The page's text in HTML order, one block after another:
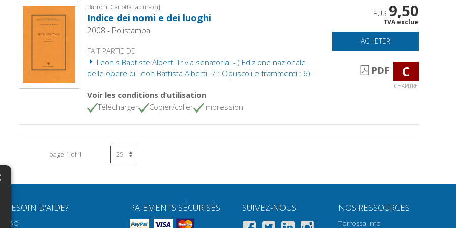
Burroni, Carlotta [a cura di].
Indice dei nomi e dei luoghi
2008 - Polistampa
FAIT PARTIE DE
Leonis Baptiste Alberti Trivia senatoria. - ( Edizione nazionale
delle opere di Leon Battista Alberti. 7.: Opuscoli e frammenti ; 6)
Voir les conditions d’utilisation
Télécharger
Copier/coller Impression
EUR 9,50
TVA exclue
ACHETER
PDF C
CHAPITRE
page 1 of 1
BESOIN D'AIDE?
FAQ
PAIEMENTS SÉCURISÉS SUIVEZ-NOUS NOS RESSOURCES
Torrossa Info